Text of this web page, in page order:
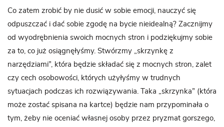
Co zatem zrobić by nie dusić w sobie emocji, nauczyć się
odpuszczać i dać sobie zgodę na bycie nieidealną? Zacznijmy
od wyodrębnienia swoich mocnych stron i podziękujmy sobie
za to, co już osiągnęłyśmy. Stwórzmy „skrzynkę z
narzędziami”, która będzie składać się z mocnych stron, zalet
czy cech osobowości, których użyłyśmy w trudnych
sytuacjach podczas ich rozwiązywania. Taka „skrzynka” (która
może zostać spisana na kartce) będzie nam przypominała o
tym, żeby nie oceniać własnej osoby przez pryzmat gorszego,